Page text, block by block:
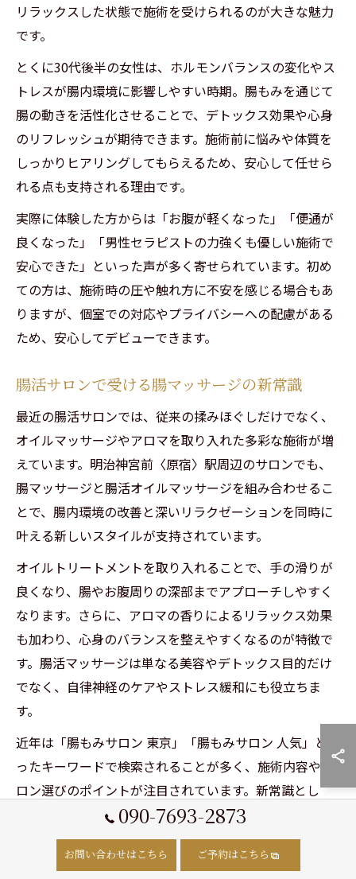
リラックスした状態で施術を受けられるのが大きな魅力
です。
とくに30代後半の女性は、ホルモンバランスの変化やス
トレスが腸内環境に影響しやすい時期。腸もみを通じて
腸の動きを活性化させることで、デトックス効果や心身
のリフレッシュが期待できます。施術前に悩みや体質を
しっかりヒアリングしてもらえるため、安心して任せら
れる点も支持される理由です。
実際に体験した方からは「お腹が軽くなった」「便通が
良くなった」「男性セラピストの力強くも優しい施術で
安心できた」といった声が多く寄せられています。初め
ての方は、施術時の圧や触れ方に不安を感じる場合もあ
りますが、個室での対応やプライバシーへの配慮がある
ため、安心してデビューできます。
腸活サロンで受ける腸マッサージの新常識
最近の腸活サロンでは、従来の揉みほぐしだけでなく、
オイルマッサージやアロマを取り入れた多彩な施術が増
えています。明治神宮前〈原宿〉駅周辺のサロンでも、
腸マッサージと腸活オイルマッサージを組み合わせるこ
とで、腸内環境の改善と深いリラクゼーションを同時に
叶える新しいスタイルが支持されています。
オイルトリートメントを取り入れることで、手の滑りが
良くなり、腸やお腹周りの深部までアプローチしやすく
なります。さらに、アロマの香りによるリラックス効果
も加わり、心身のバランスを整えやすくなるのが特徴で
す。腸活マッサージは単なる美容やデトックス目的だけ
でなく、自律神経のケアやストレス緩和にも役立ちま
す。
近年は「腸もみサロン 東京」「腸もみサロン 人気」とい
ったキーワードで検索されることが多く、施術内容やサ
ロン選びのポイントが注目されています。新常識とし
て、施術後のホームケアや生活習慣のアドバイスも充実
しており、継続的な腸活がしやすい環境が整っていま
090-7693-2873
お問い合わせはこちら ご予約はこちら